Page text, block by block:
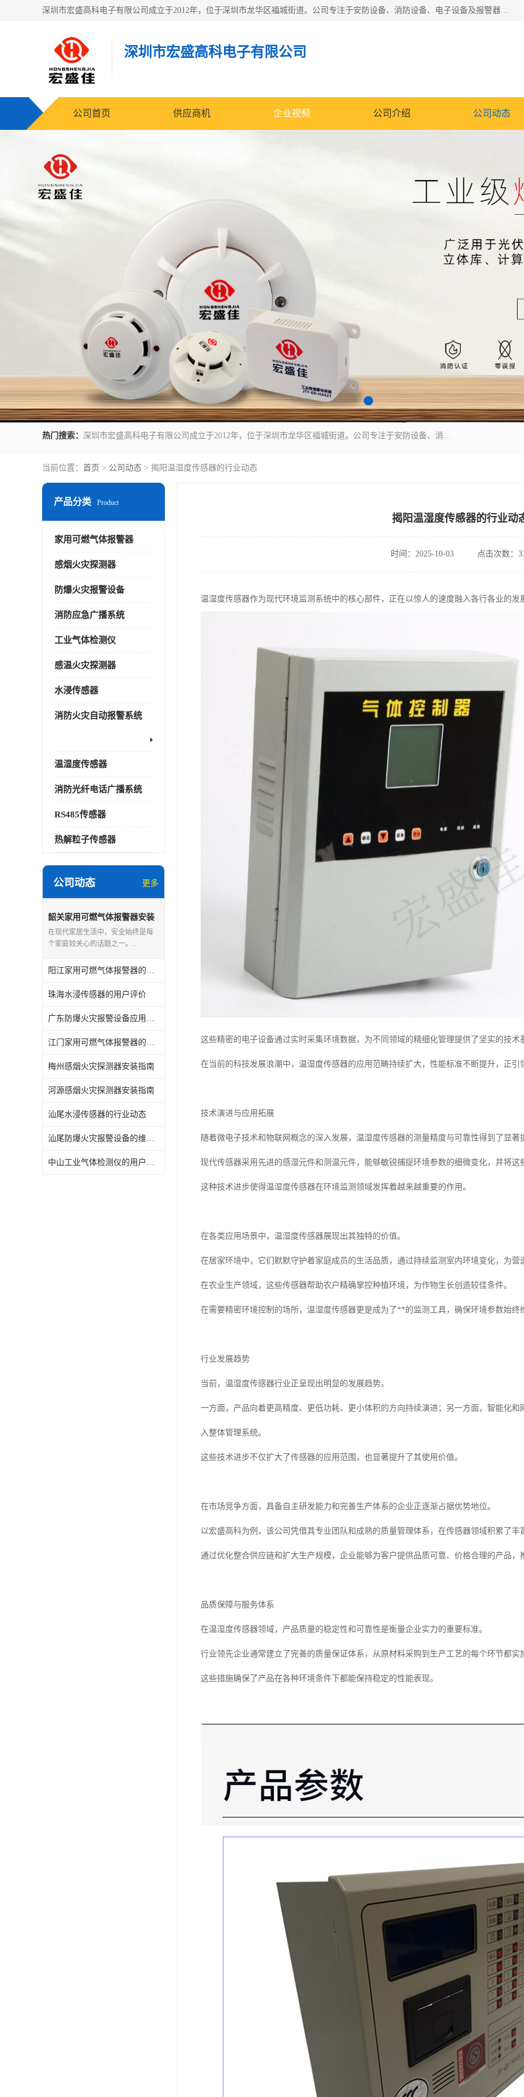
深圳市宏盛高科电子有限公司成立于2012年，位于深圳市龙华区福城街道。公司专注于安防设备、消防设备、电子设备及报警器的研发与销售，同时涉及气体检测仪器仪表及周边电子材料。业务涵盖国内贸易、进出口、安全消防金属制品制造、特种劳动防护用品生产及多种专用仪器设备制造，致力于提供全面的安全与环境监测解决方案。
深圳市宏盛高科电子有限公司
公司首页 供应商机 企业视频 公司介绍 公司动态
热门搜索： 深圳市宏盛高科电子有限公司成立于2012年，位于深圳市龙华区福城街道。公司专注于安防设备、消防设备、电子设备及报警器的研发与销售，同时涉及气体检测仪器仪表及周边电子材料。业务涵盖国内贸易、进出口、安全消防金属制品制造、特种劳动防护用品生产及多种专用仪器设备制造，致力于提供全面的安全与环境监测解决方案。
当前位置： 首页 > 公司动态 > 揭阳温湿度传感器的行业动态
产品分类 Product
家用可燃气体报警器
感烟火灾探测器
防爆火灾报警设备
消防应急广播系统
工业气体检测仪
感温火灾探测器
水浸传感器
消防火灾自动报警系统
温湿度传感器
消防光纤电话广播系统
RS485传感器
热解粒子传感器
公司动态 更多
韶关家用可燃气体报警器安装
指南
在现代家居生活中，安全始终是每
个家庭较关心的话题之一。..
阳江家用可燃气体报警器的用户反馈
珠海水浸传感器的用户评价
广东防爆火灾报警设备应用场所
江门家用可燃气体报警器的认证标准
梅州感烟火灾探测器安装指南
河源感烟火灾探测器安装指南
汕尾水浸传感器的行业动态
汕尾防爆火灾报警设备的维护与保养
中山工业气体检测仪的用户评价
揭阳温湿度传感器的行业动
时间：2025-10-03 点击次数：
温湿度传感器作为现代环境监测系统中的核心部件，正在以惊人的速度融入各行各业的发
这些精密的电子设备通过实时采集环境数据，为不同领域的精细化管理提供了坚实的技术
在当前的科技发展浪潮中，温湿度传感器的应用范畴持续扩大，性能标准不断提升，正引
技术演进与应用拓展
随着微电子技术和物联网概念的深入发展，温湿度传感器的测量精度与可靠性得到了显著
现代传感器采用先进的感湿元件和测温元件，能够敏锐捕捉环境参数的细微变化，并将这
这种技术进步使得温湿度传感器在环境监测领域发挥着越来越重要的作用。
在各类应用场景中，温湿度传感器展现出其独特的价值。
在居家环境中，它们默默守护着家庭成员的生活品质，通过持续监测室内环境变化，为
在农业生产领域，这些传感器帮助农户精确掌控种植环境，为作物生长创造较佳条件。
在需要精密环境控制的场所，温湿度传感器更是成为了**的监测工具，确保环境参数始终
行业发展趋势
当前，温湿度传感器行业正呈现出明显的发展趋势。
一方面，产品向着更高精度、更低功耗、更小体积的方向持续演进；另一方面，智能化
入整体管理系统。
这些技术进步不仅扩大了传感器的应用范围，也显著提升了其使用价值。
在市场竞争方面，具备自主研发能力和完善生产体系的企业正逐渐占据优势地位。
以宏盛高科为例，该公司凭借其专业团队和成熟的质量管理体系，在传感器领域积累了丰
通过优化整合供应链和扩大生产规模，企业能够为客户提供品质可靠、价格合理的产品
品质保障与服务体系
在温湿度传感器领域，产品质量的稳定性和可靠性是衡量企业实力的重要标准。
行业领先企业通常建立了完善的质量保证体系，从原材料采购到生产工艺的每个环节都实
这些措施确保了产品在各种环境条件下都能保持稳定的性能表现。